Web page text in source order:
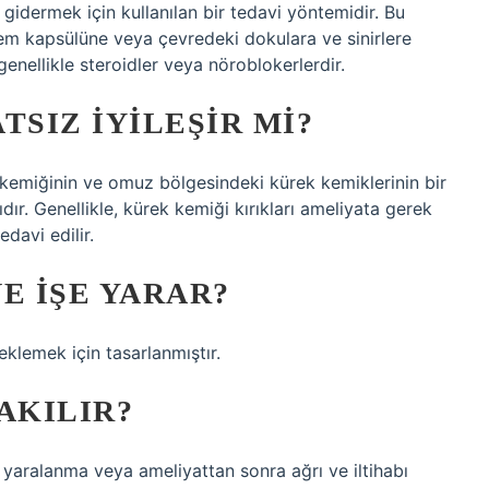
için kullanılan bir tedavi yöntemidir. Bu
kapsülüne veya çevredeki dokulara ve sinirlere
steroidler veya nöroblokerlerdir.
IYILEŞIR MI?
ve omuz bölgesindeki kürek kemiklerinin bir
Genellikle, kürek kemiği kırıkları ameliyata gerek
edilir.
IŞE YARAR?
için tasarlanmıştır.
yaralanma veya ameliyattan sonra ağrı ve iltihabı